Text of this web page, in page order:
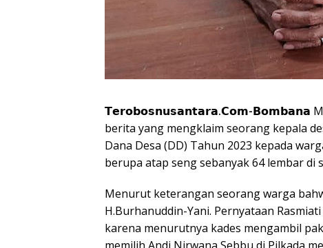
𝗧𝗲𝗿𝗼𝗯𝗼𝘀𝗻𝘂𝘀𝗮𝗻𝘁𝗮𝗿𝗮.𝗖𝗼𝗺-𝗕𝗼𝗺𝗯𝗮𝗻𝗮
berita yang mengklaim seorang kepala
Dana Desa (DD) Tahun 2023 kepada
berupa atap seng sebanyak 64 lembar di
Menurut keterangan seorang warga
H.Burhanuddin-Yani. Pernyataan
karena menurutnya kades mengambil